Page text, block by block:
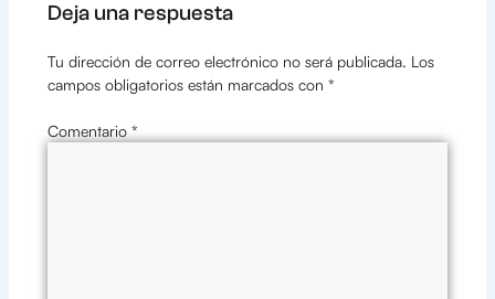
Deja una respuesta
Tu dirección de correo electrónico no será publicada. Los
campos obligatorios están marcados con *
Comentario *